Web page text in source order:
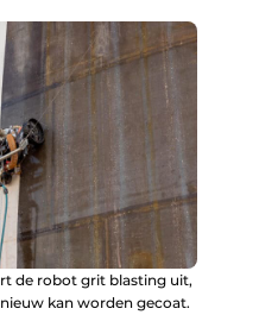
de robot grit blasting uit,
kan worden gecoat.